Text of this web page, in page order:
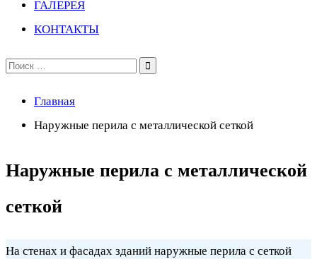
ГАЛЕРЕЯ
КОНТАКТЫ
Поиск
Главная
Наружные перила с металлической сеткой
Наружные перила с металлической
сеткой
На стенах и фасадах зданий наружные перила с сеткой